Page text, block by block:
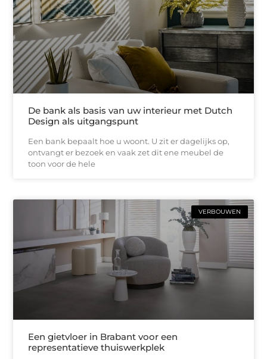
De bank als basis van uw interieur met Dutch
Design als uitgangspunt
Een bank bepaalt hoe u woont. U zit er dagelijks op,
ontvangt er bezoek en vaak zet dit ene meubel de
toon voor de hele
VERBOUWEN
Een gietvloer in Brabant voor een
representatieve thuiswerkplek